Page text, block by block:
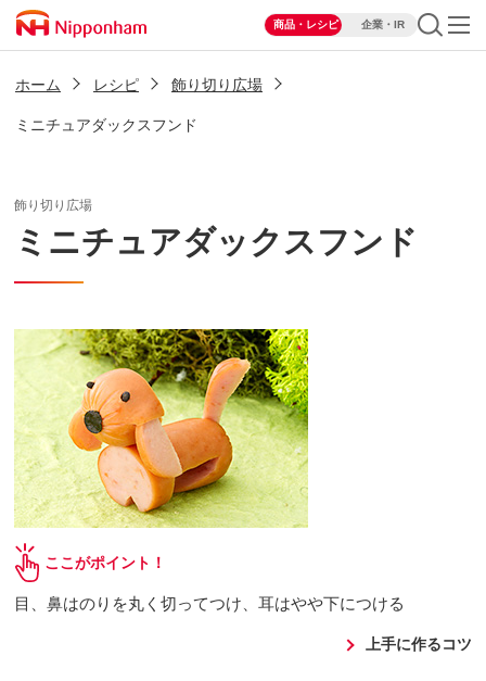
商品・レシピ 企業・IR
ホーム レシピ 飾り切り広場
ミニチュアダックスフンド
飾り切り広場
ミニチュアダックスフンド
ここがポイント！
目、鼻はのりを丸く切ってつけ、耳はやや下につける
上手に作るコツ